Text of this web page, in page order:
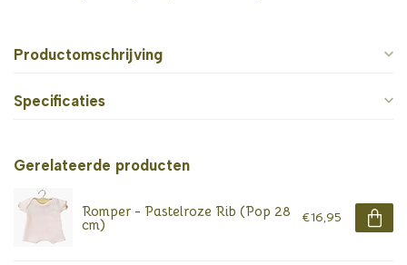
Productomschrijving
Specificaties
Gerelateerde producten
Romper - Pastelroze Rib (Pop 28
cm) €16,95